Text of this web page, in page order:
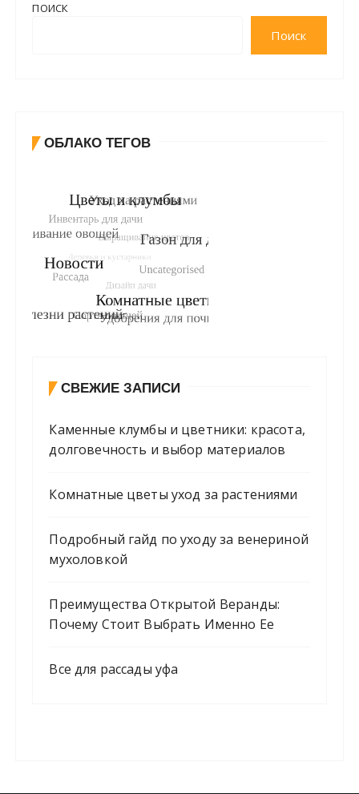
ПОИСК
Поиск
ОБЛАКО ТЕГОВ
СВЕЖИЕ ЗАПИСИ
Каменные клумбы и цветники: красота,
долговечность и выбор материалов
Комнатные цветы уход за растениями
Подробный гайд по уходу за венериной
мухоловкой
Преимущества Открытой Веранды:
Почему Стоит Выбрать Именно Ее
Все для рассады уфа